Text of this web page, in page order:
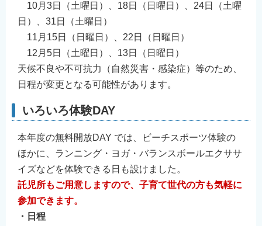
10月3日（土曜日）、18日（日曜日）、24日（土曜
日）、31日（土曜日）
11月15日（日曜日）、22日（日曜日）
12月5日（土曜日）、13日（日曜日）
天候不良や不可抗力（自然災害・感染症）等のため、
日程が変更となる可能性があります。
いろいろ体験DAY
本年度の無料開放DAY では、ビーチスポーツ体験の
ほかに、ランニング・ヨガ・バランスボールエクササ
イズなどを体験できる日も設けました。
託児所もご用意しますので、子育て世代の方も気軽に
参加できます。
・日程